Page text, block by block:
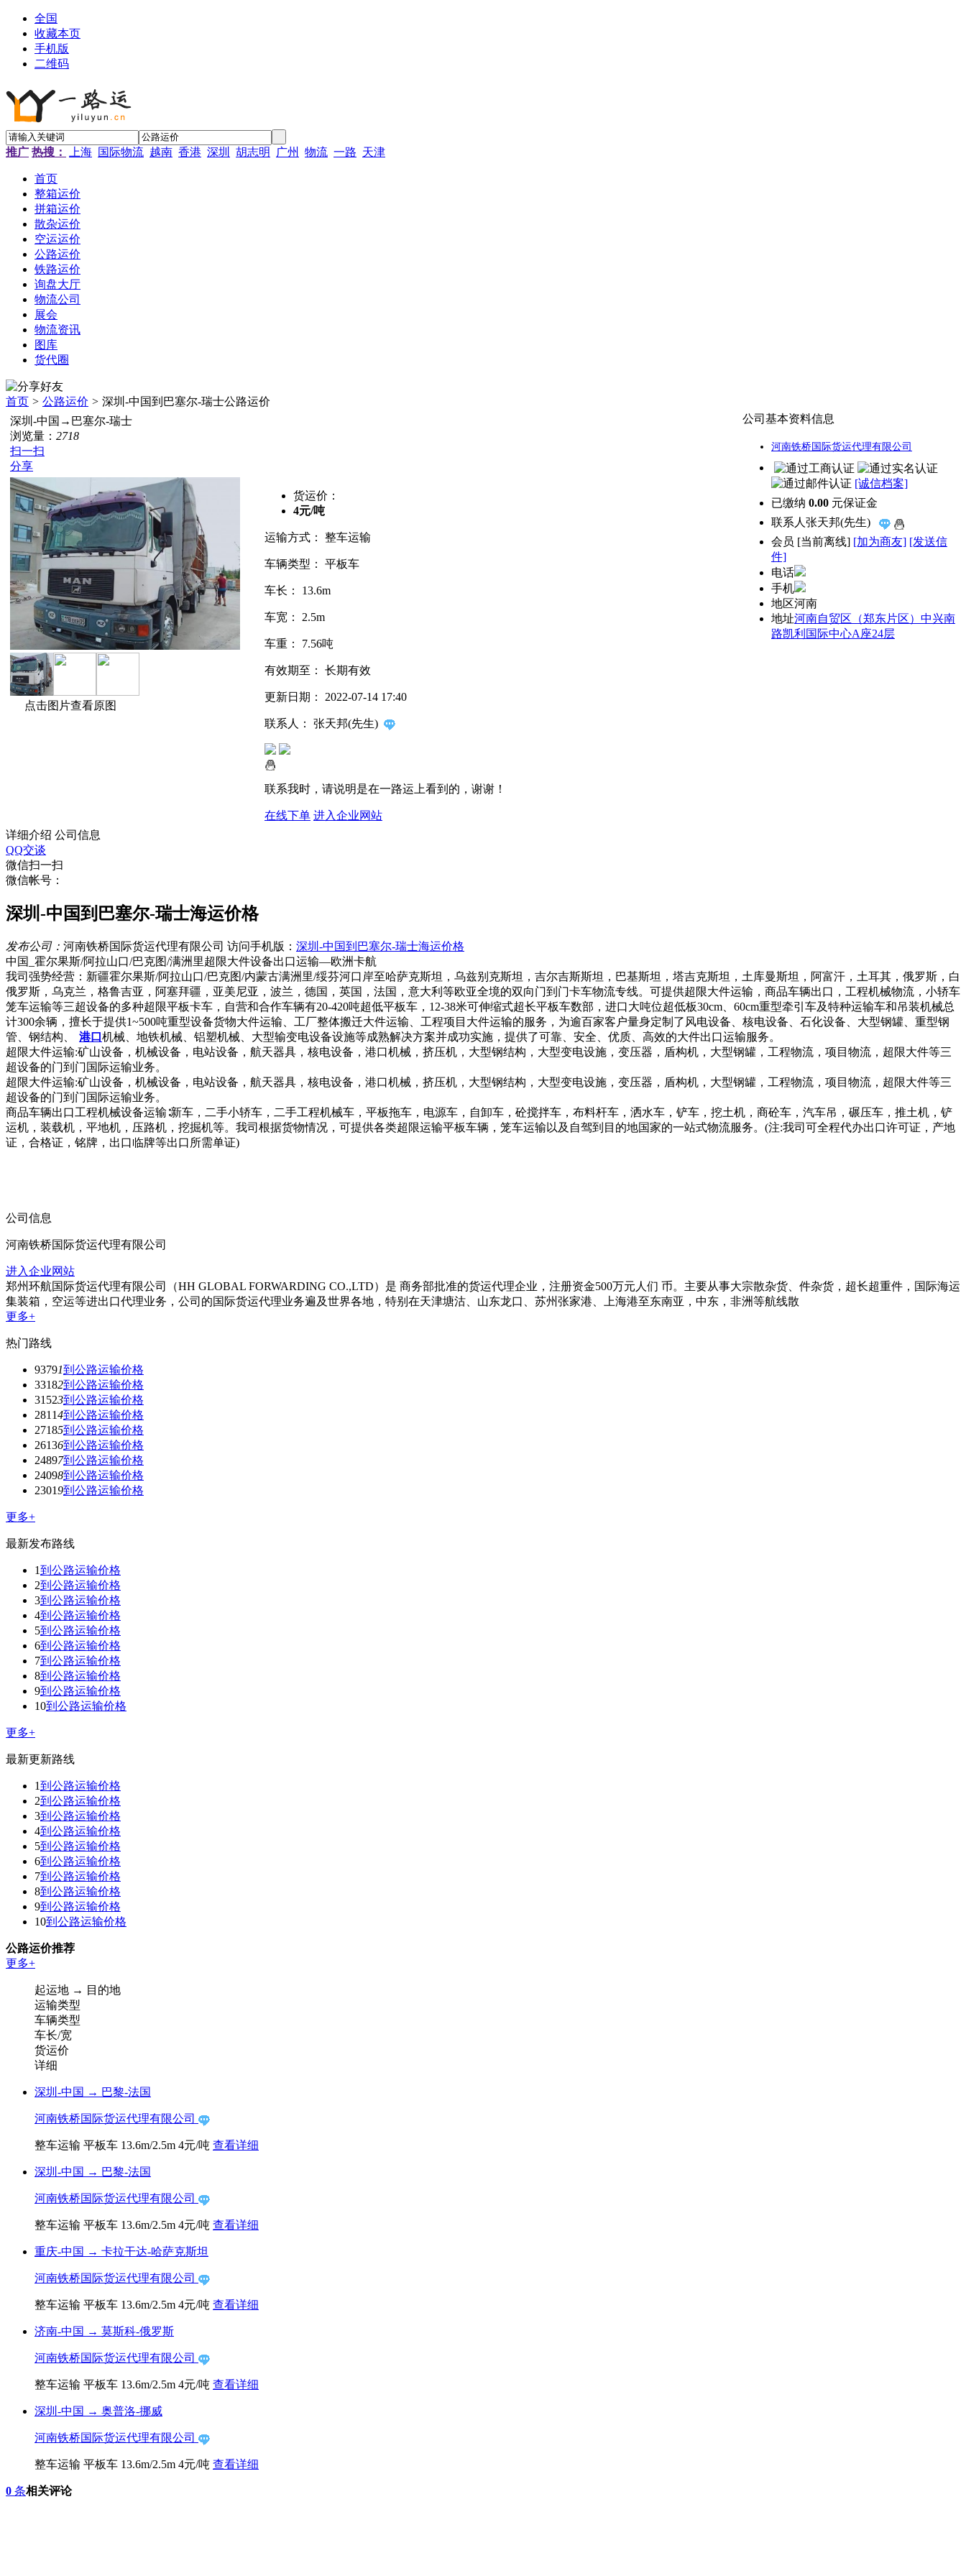
全国
收藏本页
手机版
二维码
推广 热搜： 上海 国际物流 越南 香港 深圳 胡志明 广州 物流 一路 天津
首页
整箱运价
拼箱运价
散杂运价
空运运价
公路运价
铁路运价
询盘大厅
物流公司
展会
物流资讯
图库
货代圈
首页 > 公路运价 > 深圳-中国到巴塞尔-瑞士公路运价
深圳-中国 → 巴塞尔-瑞士
浏览量： 2718
扫一扫
分享
点击图片查看原图
货运价：
4元/吨
运输方式： 整车运输
车辆类型： 平板车
车长： 13.6m
车宽： 2.5m
车重： 7.56吨
有效期至： 长期有效
更新日期： 2022-07-14 17:40
联系人： 张天邦(先生)
联系我时，请说明是在一路运上看到的，谢谢！
在线下单 进入企业网站
公司基本资料信息
河南铁桥国际货运代理有限公司
[诚信档案]
已缴纳 0.00 元保证金
联系人 张天邦(先生)
会员 [当前离线] [加为商友] [发送信
件]
电话
手机
地区河南
地址河南自贸区（郑东片区）中兴南
路凯利国际中心A座24层
详细介绍 公司信息
QQ交谈
微信扫一扫
微信帐号：
深圳-中国到巴塞尔-瑞士海运价格
发布公司： 河南铁桥国际货运代理有限公司 访问手机版： 深圳-中国到巴塞尔-瑞士海运价格
中国_霍尔果斯/阿拉山口/巴克图/满洲里超限大件设备出口运输—欧洲卡航
我司强势经营：新疆霍尔果斯/阿拉山口/巴克图/内蒙古满洲里/绥芬河口岸至哈萨克斯坦，乌兹别克斯坦，吉尔吉斯斯坦，巴基斯坦，塔吉克斯坦，土库曼斯坦，阿富汗，土耳其，俄罗斯，白
俄罗斯，乌克兰，格鲁吉亚，阿塞拜疆，亚美尼亚，波兰，德国，英国，法国，意大利等欧亚全境的双向门到门卡车物流专线。可提供超限大件运输，商品车辆出口，工程机械物流，小轿车
笼车运输等三超设备的多种超限平板卡车，自营和合作车辆有20-420吨超低平板车，12-38米可伸缩式超长平板车数部，进口大吨位超低板30cm、60cm重型牵引车及特种运输车和吊装机械总
计300余辆，擅长于提供1~500吨重型设备货物大件运输、工厂整体搬迁大件运输、工程项目大件运输的服务，为逾百家客户量身定制了风电设备、核电设备、石化设备、大型钢罐、重型钢
管、钢结构、
港口 机械、地铁机械、铝塑机械、大型输变电设备设施等成熟解决方案并成功实施，提供了可靠、安全、优质、高效的大件出口运输服务。
超限大件运输:矿山设备，机械设备，电站设备，航天器具，核电设备，港口机械，挤压机，大型钢结构，大型变电设施，变压器，盾构机，大型钢罐，工程物流，项目物流，超限大件等三
超设备的门到门国际运输业务。
超限大件运输:矿山设备，机械设备，电站设备，航天器具，核电设备，港口机械，挤压机，大型钢结构，大型变电设施，变压器，盾构机，大型钢罐，工程物流，项目物流，超限大件等三
超设备的门到门国际运输业务。
商品车辆出口工程机械设备运输∶新车，二手小轿车，二手工程机械车，平板拖车，电源车，自卸车，砼搅拌车，布料杆车，洒水车，铲车，挖土机，商砼车，汽车吊，碾压车，推土机，铲
运机，装载机，平地机，压路机，挖掘机等。我司根据货物情况，可提供各类超限运输平板车辆，笼车运输以及自驾到目的地国家的一站式物流服务。(注:我司可全程代办出口许可证，产地
证，合格证，铭牌，出口临牌等出口所需单证)
公司信息
河南铁桥国际货运代理有限公司
进入企业网站
郑州环航国际货运代理有限公司（HH GLOBAL FORWARDING CO.,LTD）是 商务部批准的货运代理企业，注册资金500万元人们 币。主要从事大宗散杂货、件杂货，超长超重件，国际海运
集装箱，空运等进出口代理业务，公司的国际货运代理业务遍及世界各地，特别在天津塘沽、山东龙口、苏州张家港、上海港至东南亚，中东，非洲等航线散
更多+
热门路线
93791到公路运输价格
33182到公路运输价格
31523到公路运输价格
28114到公路运输价格
27185到公路运输价格
26136到公路运输价格
24897到公路运输价格
24098到公路运输价格
23019到公路运输价格
更多+
最新发布路线
1到公路运输价格
2到公路运输价格
3到公路运输价格
4到公路运输价格
5到公路运输价格
6到公路运输价格
7到公路运输价格
8到公路运输价格
9到公路运输价格
10到公路运输价格
更多+
最新更新路线
1到公路运输价格
2到公路运输价格
3到公路运输价格
4到公路运输价格
5到公路运输价格
6到公路运输价格
7到公路运输价格
8到公路运输价格
9到公路运输价格
10到公路运输价格
公路运价推荐
更多+
起运地 → 目的地
运输类型
车辆类型
车长/宽
货运价
详细
深圳-中国 → 巴黎-法国
河南铁桥国际货运代理有限公司
整车运输 平板车 13.6m/2.5m 4元/吨 查看详细
深圳-中国 → 巴黎-法国
河南铁桥国际货运代理有限公司
整车运输 平板车 13.6m/2.5m 4元/吨 查看详细
重庆-中国 → 卡拉干达-哈萨克斯坦
河南铁桥国际货运代理有限公司
整车运输 平板车 13.6m/2.5m 4元/吨 查看详细
济南-中国 → 莫斯科-俄罗斯
河南铁桥国际货运代理有限公司
整车运输 平板车 13.6m/2.5m 4元/吨 查看详细
深圳-中国 → 奥普洛-挪威
河南铁桥国际货运代理有限公司
整车运输 平板车 13.6m/2.5m 4元/吨 查看详细
0 条相关评论